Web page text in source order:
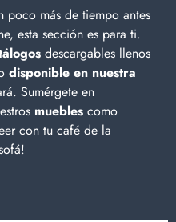
poco más de tiempo antes
esta sección es para ti.
descargables llenos
disponible en nuestra
Sumérgete en
muebles como
con tu café de la